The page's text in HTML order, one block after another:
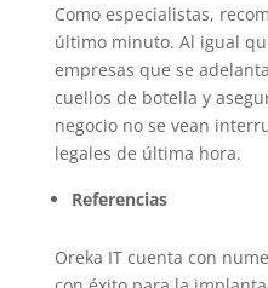
Como especialistas,
último minuto. Al igual
empresas que se
cuellos de botella y
negocio no se vean
legales de última hora.
Referencias
Oreka IT cuenta con